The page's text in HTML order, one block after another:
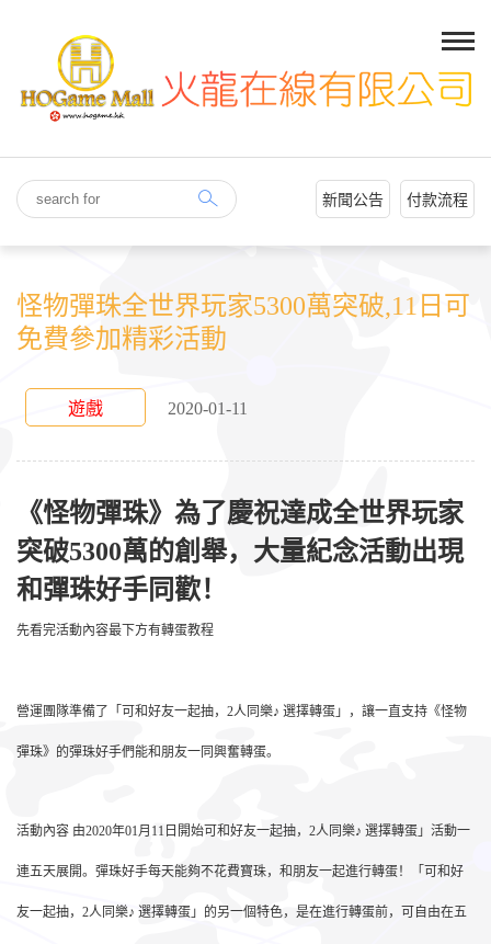
新聞公告 付款流程
怪物彈珠全世界玩家5300萬突破,11日可
免費參加精彩活動
遊戲 2020-01-11
《怪物彈珠》為了慶祝達成全世界玩家
突破5300萬的創舉，大量紀念活動出現
和彈珠好手同歡！
先看完活動內容最下方有轉蛋教程
營運團隊準備了「可和好友一起抽，2人同樂♪ 選擇轉蛋」，讓一直支持《怪物
彈珠》的彈珠好手們能和朋友一同興奮轉蛋。
活動內容 由2020年01月11日開始可和好友一起抽，2人同樂♪ 選擇轉蛋」活動一
連五天展開。彈珠好手每天能夠不花費寶珠，和朋友一起進行轉蛋！「可和好
友一起抽，2人同樂♪ 選擇轉蛋」的另一個特色，是在進行轉蛋前，可自由在五